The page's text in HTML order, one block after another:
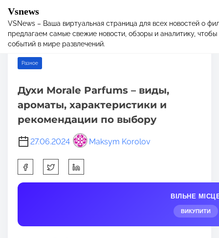
Vsnews
VSNews – Ваша виртуальная страница для всех новостей о
предлагаем самые свежие новости, обзоры и аналитику,
событий в мире развлечений.
Home/Разное/ Духи Morale Parfums – виды, ароматы,
характеристики и рекомендации по выбору
Разное
Духи Morale Parfums – виды,
ароматы, характеристики и
рекомендации по выбору
27.06.2024 Maksym Korolov
h
a
t
ВІЛЬНЕ
ВИКУПИТИ